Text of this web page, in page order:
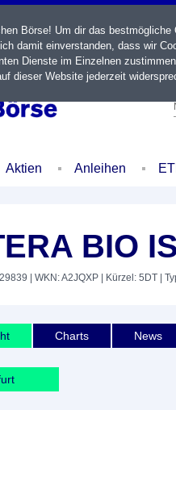
Aktien Anleihen
BIO
| WKN: A2JQXP | Kürzel: 5DT |
Charts News
Börse! Um dir das
damit einverstanden, dass wir
Dienste im Einzelnen
dieser Website jederzeit